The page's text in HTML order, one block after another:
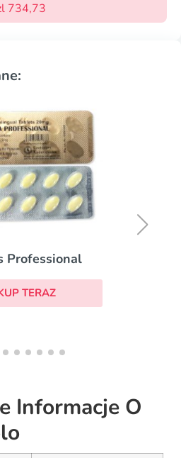
734,73
Professional
TERAZ
Informacje O